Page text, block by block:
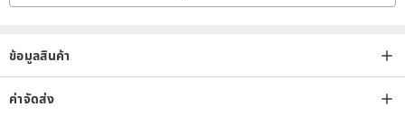
ข้อมูลสินค้า
ค่าจัดส่ง